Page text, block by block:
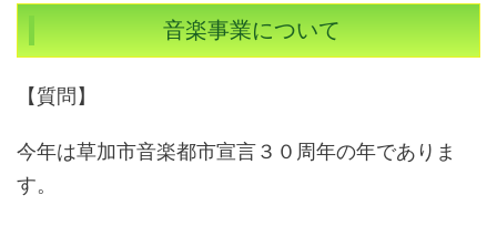
音楽事業について
【質問】
今年は草加市音楽都市宣言３０周年の年でありま
す。